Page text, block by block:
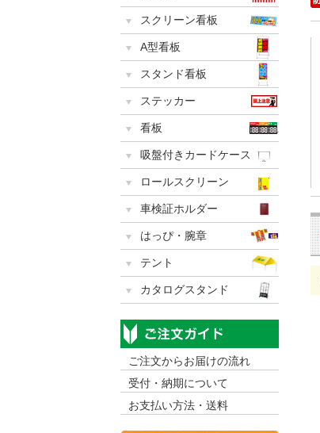
スクリーン看板
A型看板
スタンド看板
ステッカー
看板
吸盤付きカードケース
ロールスクリーン
車検証ホルダー
はっぴ・腕章
テント
カタログスタンド
ご注文からお届けの流れ
受付・納期について
お支払い方法・送料